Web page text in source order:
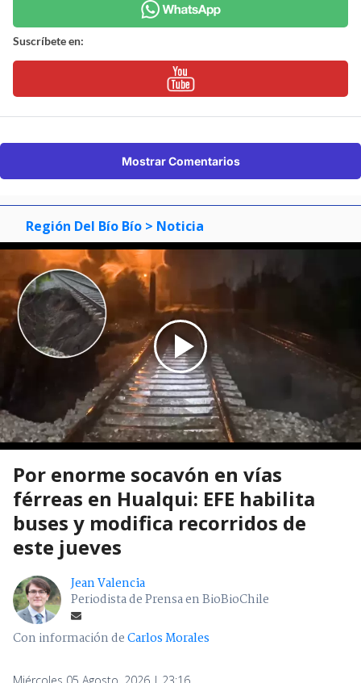
Suscríbete en:
Mostrar Comentarios
Región Del Bío Bío > Noticia
Por enorme socavón en vías
férreas en Hualqui: EFE habilita
buses y modifica recorridos de
este jueves
Jean Valencia
Periodista de Prensa en BioBioChile
Con información deCarlos Morales